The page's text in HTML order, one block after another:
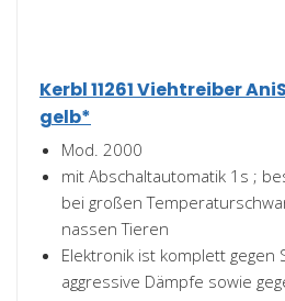
Kerbl 11261 Viehtreiber
gelb*
Mod. 2000
mit Abschaltautomatik 1s ;
bei großen
nassen Tieren
Elektronik ist komplett gegen
aggressive Dämpfe sowie